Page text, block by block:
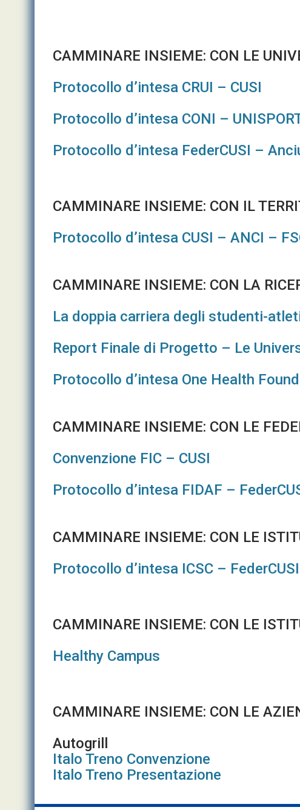
CAMMINARE INSIEME: CON LE
Protocollo d’intesa CRUI – CUSI
Protocollo d’intesa CONI –
Protocollo d’intesa FederCUSI –
CAMMINARE INSIEME: CON IL
Protocollo d’intesa CUSI – ANCI –
CAMMINARE INSIEME: CON LA
La doppia carriera degli studenti-
Report Finale di Progetto – Le
Protocollo d’intesa One Health
CAMMINARE INSIEME: CON LE
Convenzione FIC – CUSI
Protocollo d’intesa FIDAF –
CAMMINARE INSIEME: CON LE
Protocollo d’intesa ICSC – FederCUSI
CAMMINARE INSIEME: CON LE
Healthy Campus
CAMMINARE INSIEME: CON LE
Autogrill
Italo Treno Convenzione
Italo Treno Presentazione